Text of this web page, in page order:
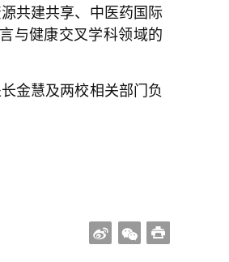
共建共享、中医药国际
与健康交叉学科领域的
金慧及两校相关部门负